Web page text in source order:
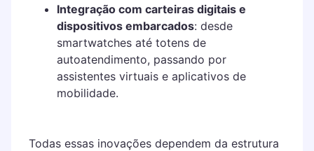
Integração com carteiras digitais e
dispositivos embarcados: desde
smartwatches até totens de
autoatendimento, passando por
assistentes virtuais e aplicativos de
mobilidade.
Todas essas inovações dependem da estrutura